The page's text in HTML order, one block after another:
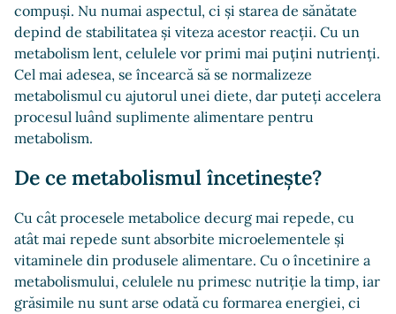
compuși. Nu numai aspectul, ci și starea de sănătate
depind de stabilitatea și viteza acestor reacții. Cu un
metabolism lent, celulele vor primi mai puțini nutrienți.
Cel mai adesea, se încearcă să se normalizeze
metabolismul cu ajutorul unei diete, dar puteți accelera
procesul luând suplimente alimentare pentru
metabolism.
De ce metabolismul încetinește?
Cu cât procesele metabolice decurg mai repede, cu
atât mai repede sunt absorbite microelementele și
vitaminele din produsele alimentare. Cu o încetinire a
metabolismului, celulele nu primesc nutriție la timp, iar
grăsimile nu sunt arse odată cu formarea energiei, ci